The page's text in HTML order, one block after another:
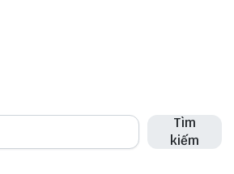
Tìm
kiếm